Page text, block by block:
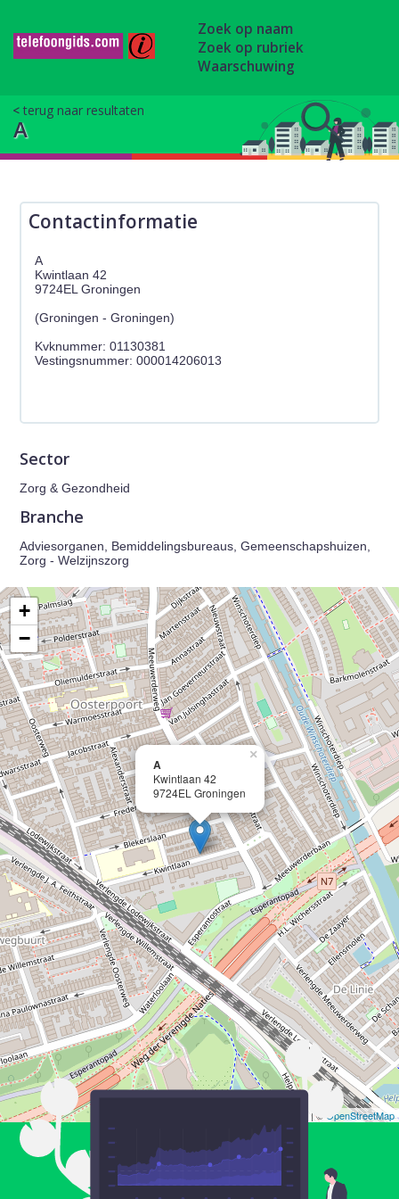
Zoek op naam
Zoek op rubriek
Waarschuwing
terug naar resultaten
A
Contactinformatie
A
Kwintlaan 42
9724EL Groningen
(Groningen - Groningen)
Kvknummer: 01130381
Sector
Zorg & Gezondheid
Branche
Adviesorganen, Bemiddelingsbureaus, Gemeenschapshuizen,
Zorg - Welzijnszorg
A
Kwintlaan 42
9724EL Groningen
×
+
−
| © OpenStreetMap